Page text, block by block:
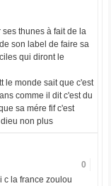
ses thunes à fait de la
son label de faire sa
qui diront le
le monde sait que c'est
comme il dit c'est du
sa mére fif c'est
non plus
0
c la france zoulou